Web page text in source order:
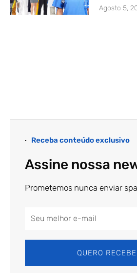
Agosto 5,
Receba conteúdo exclusivo
Assine nossa
Prometemos nunca enviar
Email
QUERO